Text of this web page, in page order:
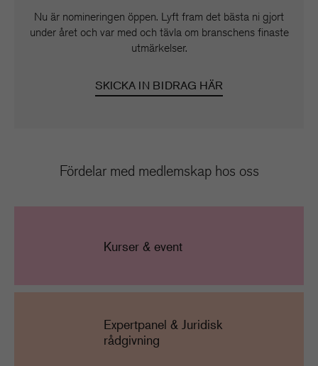
Nu är nomineringen öppen. Lyft fram det bästa ni gjort
under året och var med och tävla om branschens finaste
utmärkelser.
SKICKA IN BIDRAG HÄR
Fördelar med medlemskap hos oss
Kurser & event
Expertpanel & Juridisk
rådgivning